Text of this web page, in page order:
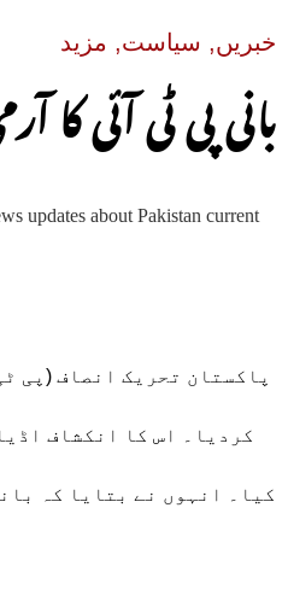
خبریں, سیاست, مزید
بانی پی ٹی آئی کا
پاکستان تحریک انصاف (پی
کردیا۔ اس کا انکشاف
کیا۔ انہوں نے بتایا کہ